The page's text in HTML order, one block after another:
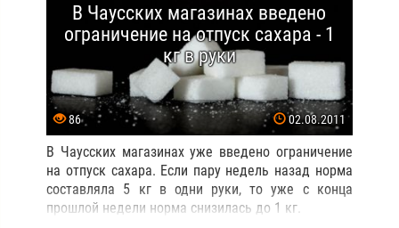
В Чаусских магазинах введено
ограничение на отпуск сахара - 1
кг в руки
86 02.08.2011
В Чаусских магазинах уже введено ограничение
на отпуск сахара. Если пару недель назад норма
составляла 5 кг в одни руки, то уже с конца
прошлой недели норма снизилась до 1 кг.